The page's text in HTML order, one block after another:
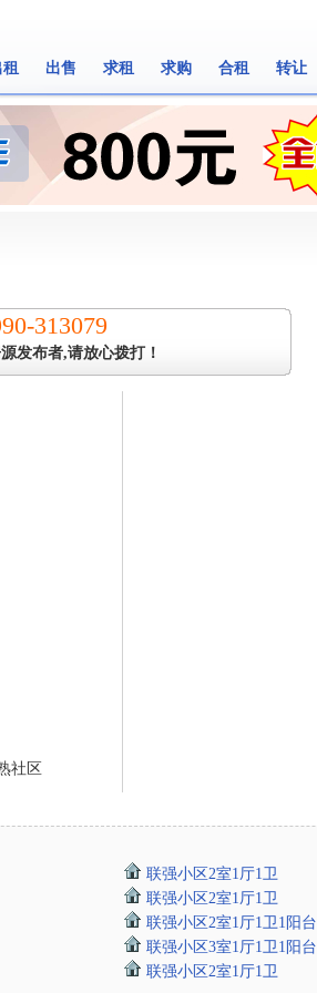
租 出售 求租 求购 合租 转让
313079
发布者,请放心拨打！
社区
联强小区2室1厅1卫
联强小区2室1厅1卫
联强小区2室1厅1卫1阳台
联强小区3室1厅1卫1阳台
联强小区2室1厅1卫